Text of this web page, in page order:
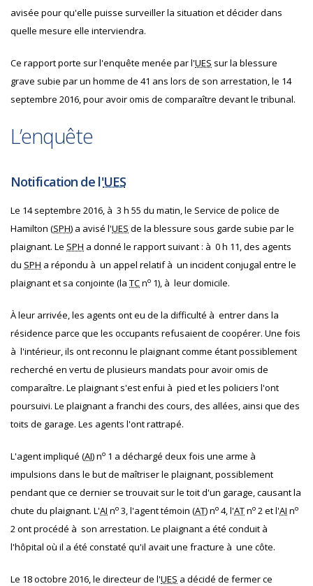
avisée pour qu'elle puisse surveiller la situation et décider dans
quelle mesure elle interviendra.
Ce rapport porte sur l'enquête menée par l'UES sur la blessure
grave subie par un homme de 41 ans lors de son arrestation, le 14
septembre 2016, pour avoir omis de comparaître devant le tribunal.
L’enquête
Notification de l'UES
Le 14 septembre 2016, à 3 h 55 du matin, le Service de police de
Hamilton (SPH) a avisé l'UES de la blessure sous garde subie par le
plaignant. Le SPH a donné le rapport suivant : à 0 h 11, des agents
du SPH a répondu à un appel relatif à un incident conjugal entre le
plaignant et sa conjointe (la TCno 1), à leur domicile.
À leur arrivée, les agents ont eu de la difficulté à entrer dans la
résidence parce que les occupants refusaient de coopérer. Une fois
à l'intérieur, ils ont reconnu le plaignant comme étant possiblement
recherché en vertu de plusieurs mandats pour avoir omis de
comparaître. Le plaignant s'est enfui à pied et les policiers l'ont
poursuivi. Le plaignant a franchi des cours, des allées, ainsi que des
toits de garage. Les agents l'ont rattrapé.
L'agent impliqué (AI) no 1 a déchargé deux fois une arme à
impulsions dans le but de maîtriser le plaignant, possiblement
pendant que ce dernier se trouvait sur le toit d'un garage, causant la
chute du plaignant. L'AI no 3, l'agent témoin (AT) no 4, l'ATno 2 et l'AI no
2 ont procédé à son arrestation. Le plaignant a été conduit à
l'hôpital où il a été constaté qu'il avait une fracture à une côte.
Le 18 octobre 2016, le directeur de l'UES a décidé de fermer ce